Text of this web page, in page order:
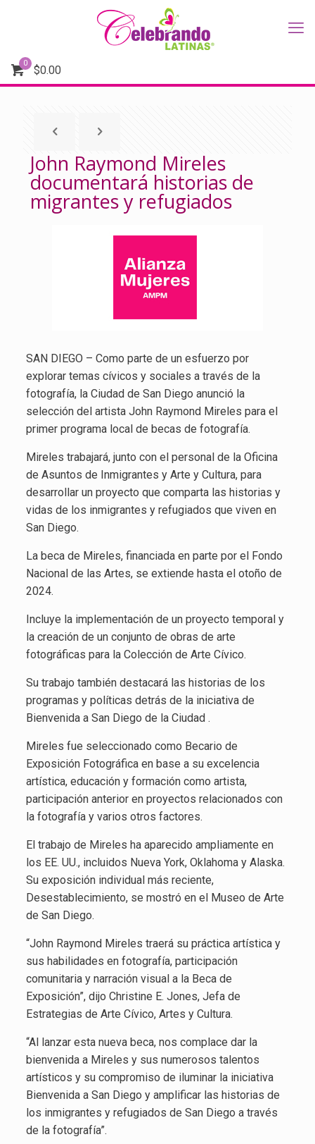
0
$0.00
John Raymond Mireles
documentará historias de
migrantes y refugiados
SAN DIEGO – Como parte de un esfuerzo por
explorar temas cívicos y sociales a través de la
fotografía, la Ciudad de San Diego anunció la
selección del artista John Raymond Mireles para el
primer programa local de becas de fotografía.
Mireles trabajará, junto con el personal de la Oficina
de Asuntos de Inmigrantes y Arte y Cultura, para
desarrollar un proyecto que comparta las historias y
vidas de los inmigrantes y refugiados que viven en
San Diego.
La beca de Mireles, financiada en parte por el Fondo
Nacional de las Artes, se extiende hasta el otoño de
2024.
Incluye la implementación de un proyecto temporal y
la creación de un conjunto de obras de arte
fotográficas para la Colección de Arte Cívico.
Su trabajo también destacará las historias de los
programas y políticas detrás de la iniciativa de
Bienvenida a San Diego de la Ciudad .
Mireles fue seleccionado como Becario de
Exposición Fotográfica en base a su excelencia
artística, educación y formación como artista,
participación anterior en proyectos relacionados con
la fotografía y varios otros factores.
El trabajo de Mireles ha aparecido ampliamente en
los EE. UU., incluidos Nueva York, Oklahoma y Alaska.
Su exposición individual más reciente,
Desestablecimiento, se mostró en el Museo de Arte
de San Diego.
“John Raymond Mireles traerá su práctica artística y
sus habilidades en fotografía, participación
comunitaria y narración visual a la Beca de
Exposición”, dijo Christine E. Jones, Jefa de
Estrategias de Arte Cívico, Artes y Cultura.
“Al lanzar esta nueva beca, nos complace dar la
bienvenida a Mireles y sus numerosos talentos
artísticos y su compromiso de iluminar la iniciativa
Bienvenida a San Diego y amplificar las historias de
los inmigrantes y refugiados de San Diego a través
de la fotografía”.